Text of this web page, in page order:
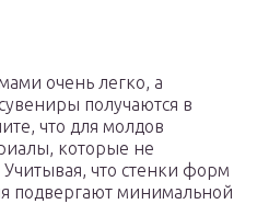
очень легко, а
получаются в
что для молдов
которые не
что стенки форм
подвергают минимальной